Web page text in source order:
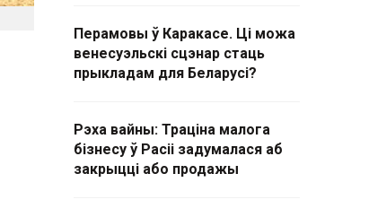
Перамовы ў Каракасе. Ці можа
венесуэльскі сцэнар стаць
прыкладам для Беларусі?
Рэха вайны: Траціна малога
бізнесу ў Расіі задумалася аб
закрыцці або продажы